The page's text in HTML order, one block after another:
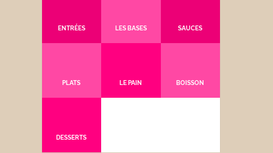
ENTRÉES LES BASES SAUCES
PLATS LE PAIN BOISSON
DESSERTS